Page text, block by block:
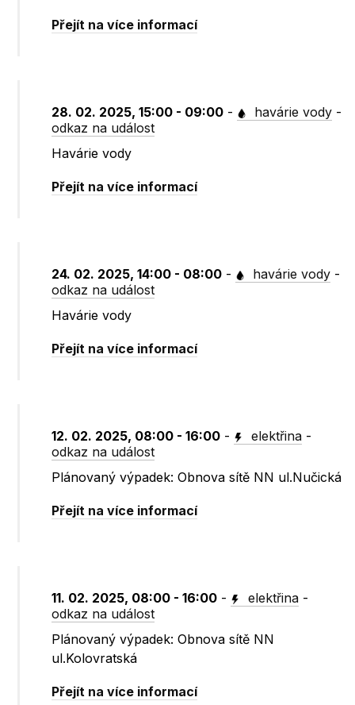
Přejít na více informací
28. 02. 2025, 15:00 - 09:00 - havárie vody -
odkaz na událost
Havárie vody
Přejít na více informací
24. 02. 2025, 14:00 - 08:00 - havárie vody -
odkaz na událost
Havárie vody
Přejít na více informací
12. 02. 2025, 08:00 - 16:00 - elektřina -
odkaz na událost
Plánovaný výpadek: Obnova sítě NN ul.Nučická
Přejít na více informací
11. 02. 2025, 08:00 - 16:00 - elektřina -
odkaz na událost
Plánovaný výpadek: Obnova sítě NN
ul.Kolovratská
Přejít na více informací